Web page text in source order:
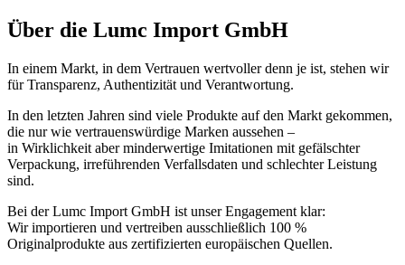
Über die Lumc Import GmbH
In einem Markt, in dem Vertrauen wertvoller denn je ist, stehen wir
für Transparenz, Authentizität und Verantwortung.
In den letzten Jahren sind viele Produkte auf den Markt gekommen,
die nur wie vertrauenswürdige Marken aussehen –
in Wirklichkeit aber minderwertige Imitationen mit gefälschter
Verpackung, irreführenden Verfallsdaten und schlechter Leistung
sind.
Bei der Lumc Import GmbH ist unser Engagement klar:
Wir importieren und vertreiben ausschließlich 100 %
Originalprodukte aus zertifizierten europäischen Quellen.